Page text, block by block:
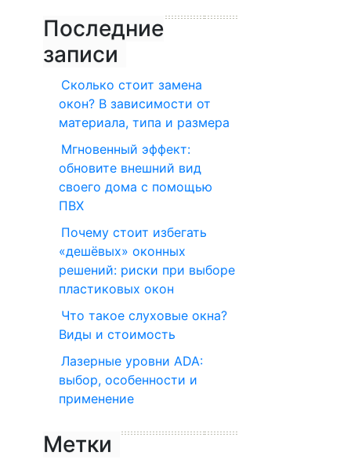
Последние
записи
Сколько стоит замена
окон? В зависимости от
материала, типа и размера
Мгновенный эффект:
обновите внешний вид
своего дома с помощью
ПВХ
Почему стоит избегать
«дешёвых» оконных
решений: риски при выборе
пластиковых окон
Что такое слуховые окна?
Виды и стоимость
Лазерные уровни ADA:
выбор, особенности и
применение
Метки